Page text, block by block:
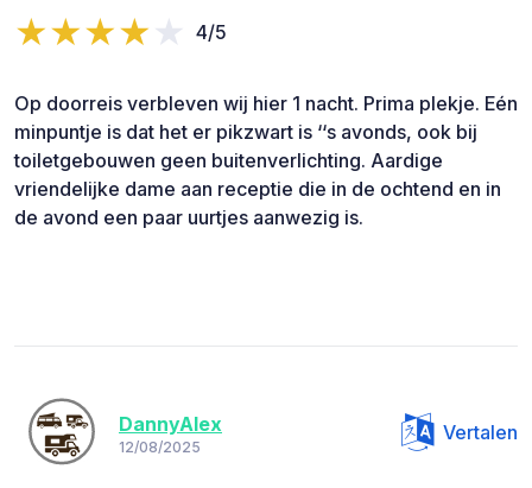
4/5
Op doorreis verbleven wij hier 1 nacht. Prima plekje. Eén
minpuntje is dat het er pikzwart is ‘‘s avonds, ook bij
toiletgebouwen geen buitenverlichting. Aardige
vriendelijke dame aan receptie die in de ochtend en in
de avond een paar uurtjes aanwezig is.
DannyAlex
12/08/2025
Vertalen